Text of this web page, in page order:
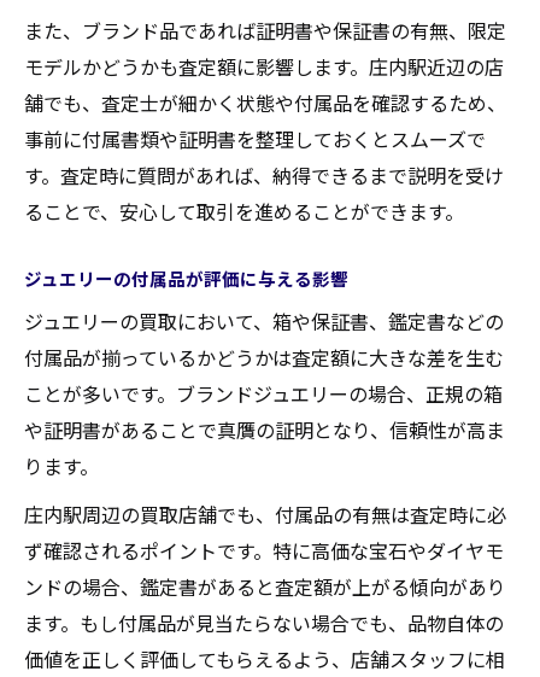
また、ブランド品であれば証明書や保証書の有無、限定
モデルかどうかも査定額に影響します。庄内駅近辺の店
舗でも、査定士が細かく状態や付属品を確認するため、
事前に付属書類や証明書を整理しておくとスムーズで
す。査定時に質問があれば、納得できるまで説明を受け
ることで、安心して取引を進めることができます。
ジュエリーの付属品が評価に与える影響
ジュエリーの買取において、箱や保証書、鑑定書などの
付属品が揃っているかどうかは査定額に大きな差を生む
ことが多いです。ブランドジュエリーの場合、正規の箱
や証明書があることで真贋の証明となり、信頼性が高ま
ります。
庄内駅周辺の買取店舗でも、付属品の有無は査定時に必
ず確認されるポイントです。特に高価な宝石やダイヤモ
ンドの場合、鑑定書があると査定額が上がる傾向があり
ます。もし付属品が見当たらない場合でも、品物自体の
価値を正しく評価してもらえるよう、店舗スタッフに相